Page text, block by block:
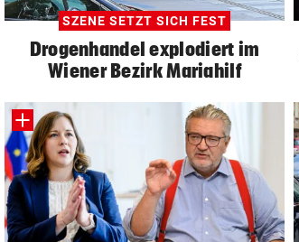
SZENE SETZT SICH FEST
Drogenhandel explodiert im
Wiener Bezirk Mariahilf